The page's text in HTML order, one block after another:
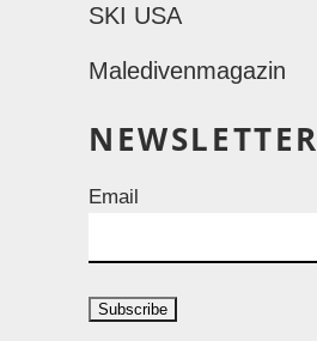
SKI USA
Maledivenmagazin
NEWSLETTER
Email